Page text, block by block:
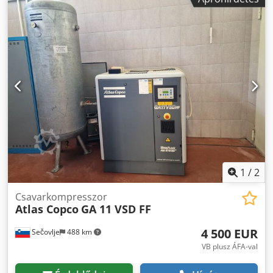
Crodov Rmmmopfx Aktsf
1 /2
Sečovlje 488 km
Csavarkompresszor
Atlas Copco GA 11 VSD FF
4 500 EUR
VB plusz ÁFA-val